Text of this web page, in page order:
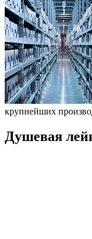
крупнейших
Душевая